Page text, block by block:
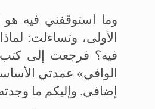
وما استوقفني فيه
الأولى، وتساءلت:
فيه؟ فرجعت إلى كتب
الوافي» عمدتي
إضافي. وإليكم ما